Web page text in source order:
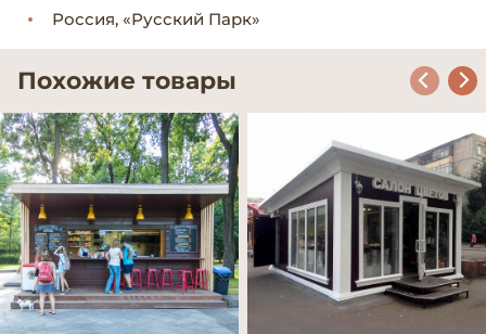
Россия, «Русский Парк»
Похожие товары